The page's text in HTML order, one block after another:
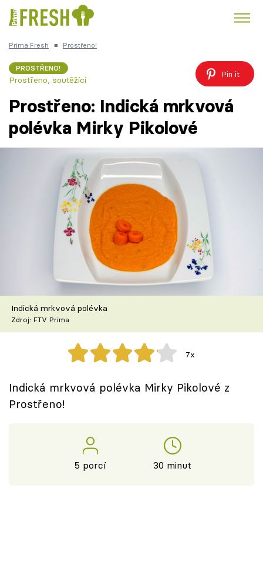
Česká kuchyně
Recepty
TV Program
Recepty z TV
Speciál: Cuketa
Těhotnej kuchař
Sledujte prima+
Prima Fresh ■ Prostřeno!
PROSTŘENO!
Prostřeno, soutěžící
Pin it
Prostřeno: Indická mrkvová
polévka Mirky Pikolové
Indická mrkvová polévka
Zdroj: FTV Prima
7x
Indická mrkvová polévka Mirky Pikolové z
Prostřeno!
5 porcí 30 minut